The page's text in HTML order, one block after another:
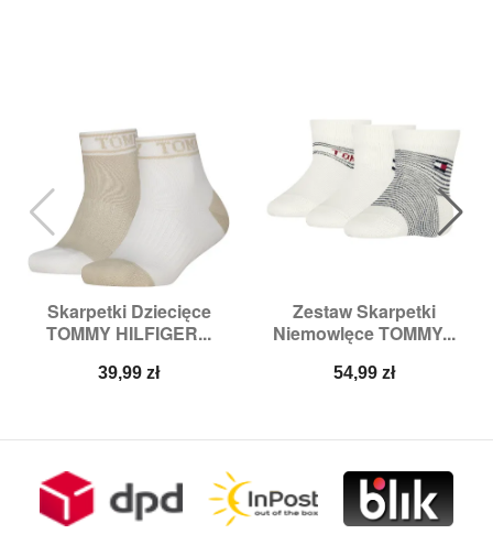
Skarpetki Dziecięce
TOMMY HILFIGER...
Cena
39,99 zł
Zestaw Skarpetki
Niemowlęce TOMMY...
Cena
54,99 zł